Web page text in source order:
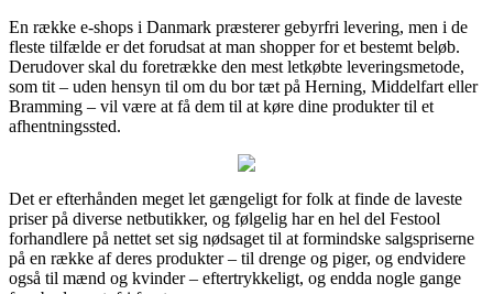
En række e-shops i Danmark præsterer gebyrfri levering, men i de
fleste tilfælde er det forudsat at man shopper for et bestemt beløb.
Derudover skal du foretrække den mest letkøbte leveringsmetode,
som tit – uden hensyn til om du bor tæt på Herning, Middelfart eller
Bramming – vil være at få dem til at køre dine produkter til et
afhentningssted.
Det er efterhånden meget let gængeligt for folk at finde de laveste
priser på diverse netbutikker, og følgelig har en hel del Festool
forhandlere på nettet set sig nødsaget til at formindske salgspriserne
på en række af deres produkter – til drenge og piger, og endvidere
også til mænd og kvinder – eftertrykkeligt, og endda nogle gange